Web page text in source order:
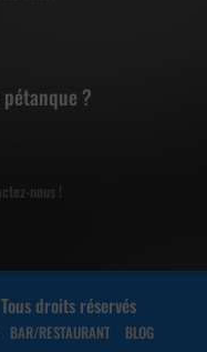
?
nous !
droits réservés
BAR/RESTAURANT
BLOG